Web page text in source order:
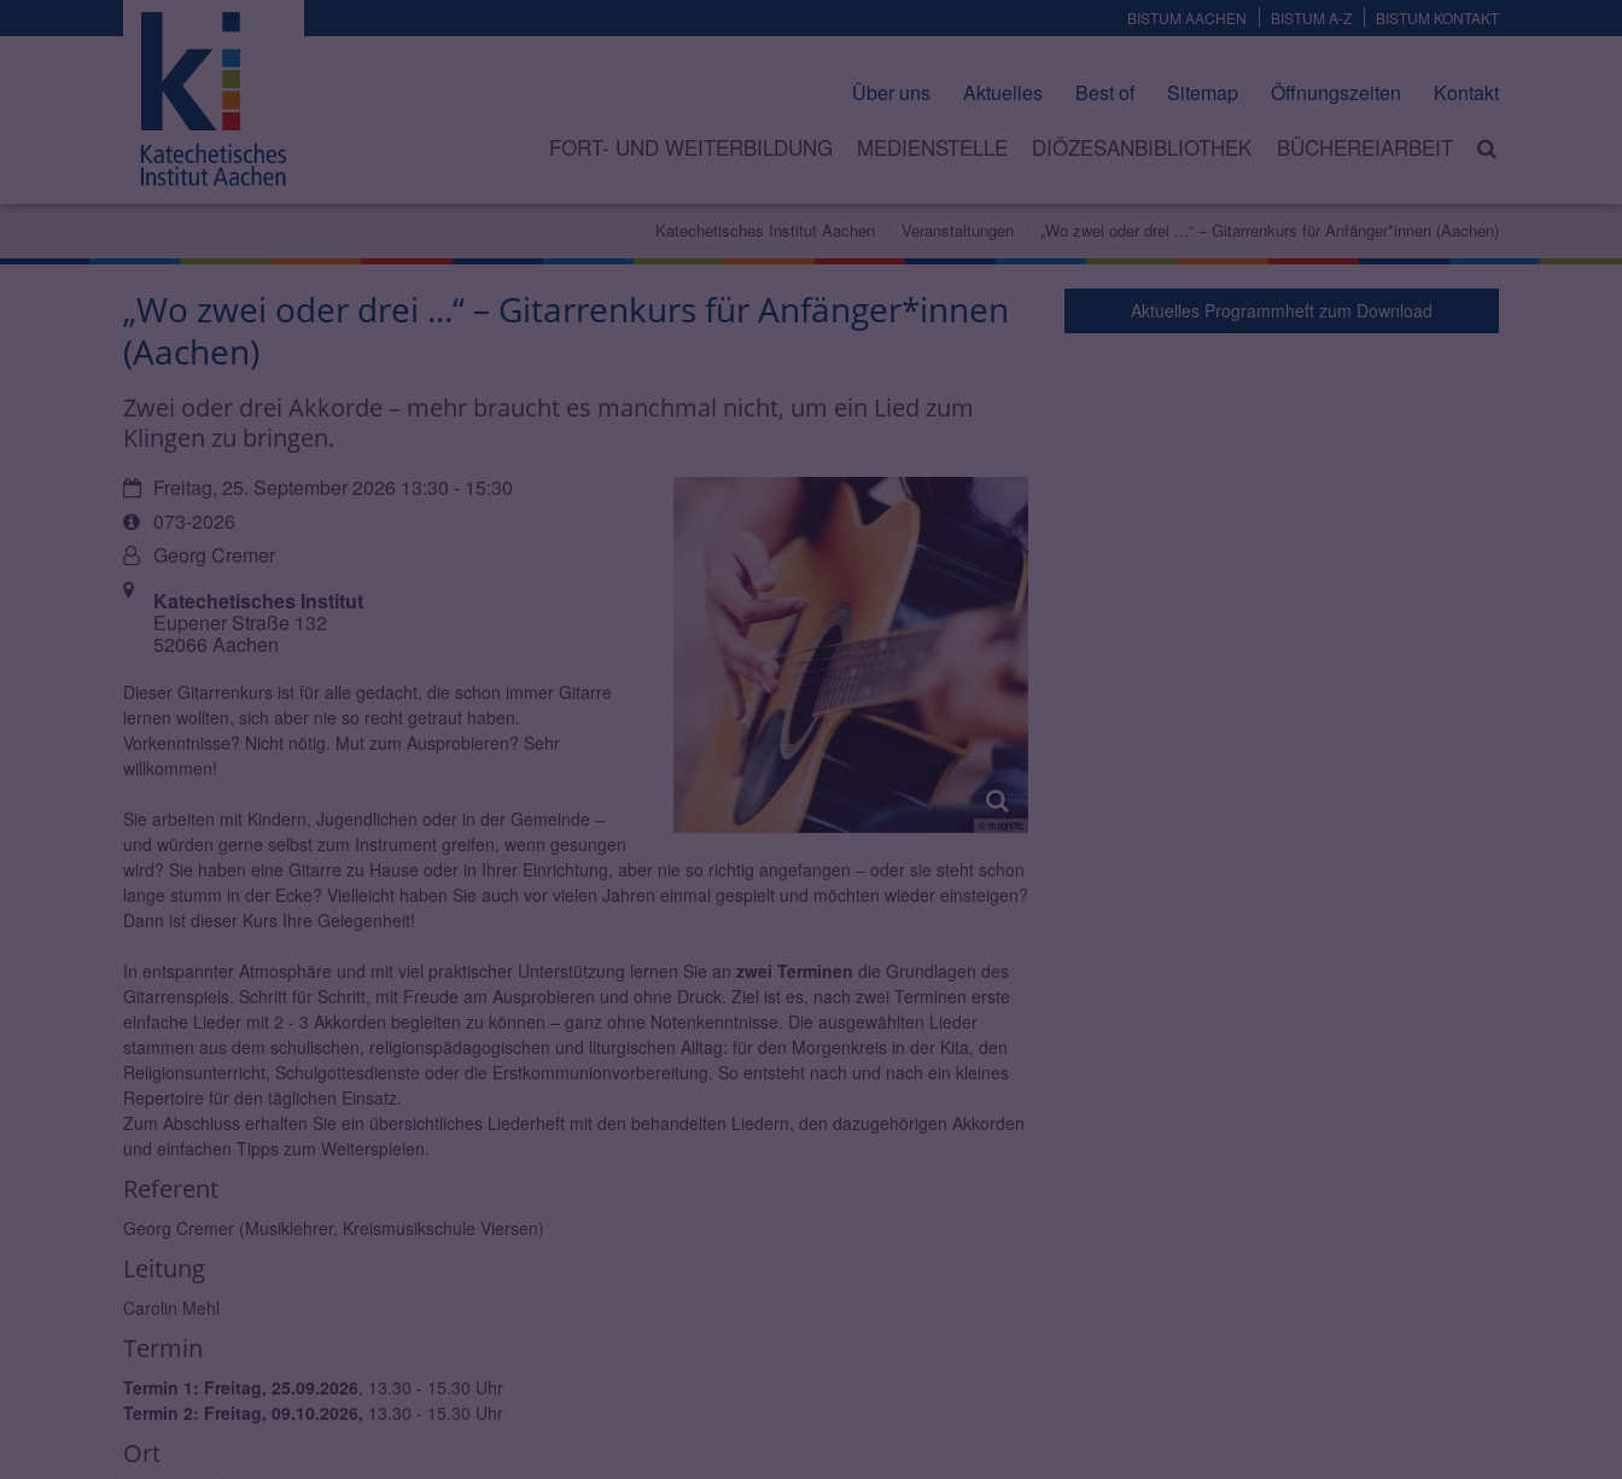
BISTUM AACHEN BISTUM A-Z BISTUM KONTAKT
Über uns Aktuelles Best of Sitemap Öffnungszeiten Kontakt
FORT- UND WEITERBILDUNG MEDIENSTELLE DIÖZESANBIBLIOTHEK BÜCHEREIARBEIT
Katechetisches Institut Aachen Veranstaltungen „Wo zwei oder drei ...“ – Gitarrenkurs für Anfänger*innen (Aachen)
„Wo zwei oder drei ...“ – Gitarrenkurs für Anfänger*innen
(Aachen)
Zwei oder drei Akkorde – mehr braucht es manchmal nicht, um ein Lied zum
Klingen zu bringen.
© magnific
Datum:Freitag, 25. September 2026 13:30 - 15:30
Art
bzw.
Nummer:
073-2026
Von:Georg Cremer
Ort: Katechetisches Institut
Eupener Straße 132
52066 Aachen
Dieser Gitarrenkurs ist für alle gedacht, die schon immer Gitarre
lernen wollten, sich aber nie so recht getraut haben.
Vorkenntnisse? Nicht nötig. Mut zum Ausprobieren? Sehr
willkommen!
Sie arbeiten mit Kindern, Jugendlichen oder in der Gemeinde –
und würden gerne selbst zum Instrument greifen, wenn gesungen
wird? Sie haben eine Gitarre zu Hause oder in Ihrer Einrichtung, aber nie so richtig angefangen – oder sie steht schon
lange stumm in der Ecke? Vielleicht haben Sie auch vor vielen Jahren einmal gespielt und möchten wieder einsteigen?
Dann ist dieser Kurs Ihre Gelegenheit!
In entspannter Atmosphäre und mit viel praktischer Unterstützung lernen Sie an zwei Terminen die Grundlagen des
Gitarrenspiels. Schritt für Schritt, mit Freude am Ausprobieren und ohne Druck. Ziel ist es, nach zwei Terminen erste
einfache Lieder mit 2 - 3 Akkorden begleiten zu können – ganz ohne Notenkenntnisse. Die ausgewählten Lieder
stammen aus dem schulischen, religionspädagogischen und liturgischen Alltag: für den Morgenkreis in der Kita, den
Religionsunterricht, Schulgottesdienste oder die Erstkommunionvorbereitung. So entsteht nach und nach ein kleines
Repertoire für den täglichen Einsatz.
Zum Abschluss erhalten Sie ein übersichtliches Liederheft mit den behandelten Liedern, den dazugehörigen Akkorden
und einfachen Tipps zum Weiterspielen.
Referent
Georg Cremer (Musiklehrer, Kreismusikschule Viersen)
Leitung
Carolin Mehl
Termin
Termin 1: Freitag, 25.09.2026, 13.30 - 15.30 Uhr
Termin 2: Freitag, 09.10.2026, 13.30 - 15.30 Uhr
Ort
Aktuelles Programmheft zum Download